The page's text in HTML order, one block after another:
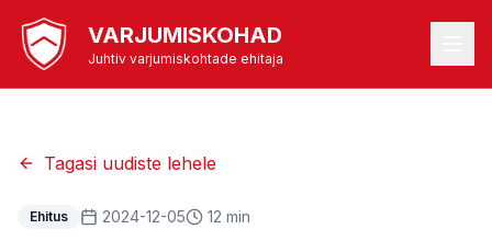
VARJUMISKOHAD
Juhtiv varjumiskohtade ehitaja
Tagasi uudiste lehele
Ehitus 2024-12-05 12 min